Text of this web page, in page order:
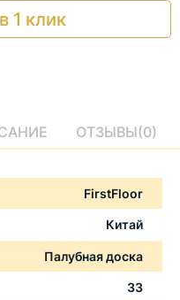
1 клик
ОТЗЫВЫ(0)
FirstFloor
Китай
Палубная доска
33